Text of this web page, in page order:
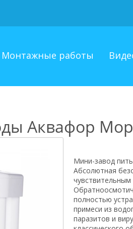
Монтажные работы
Аквафор
Мини-завод
Абсолютная
полностью
примеси из
паразитов и